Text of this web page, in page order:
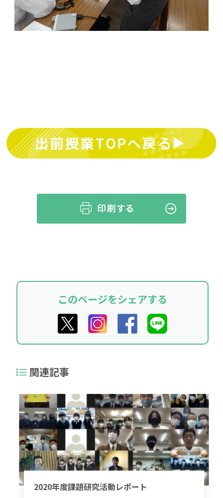
このページをシェアする
関連記事
2020年度課題研究活動レポート